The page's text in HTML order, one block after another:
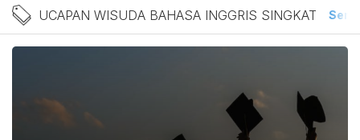
Berita Ucapan Wisuda
UCAPAN WISUDA BAHASA INGGRIS SINGKAT